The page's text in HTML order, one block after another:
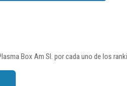
Box Am Sl. por cada uno de los